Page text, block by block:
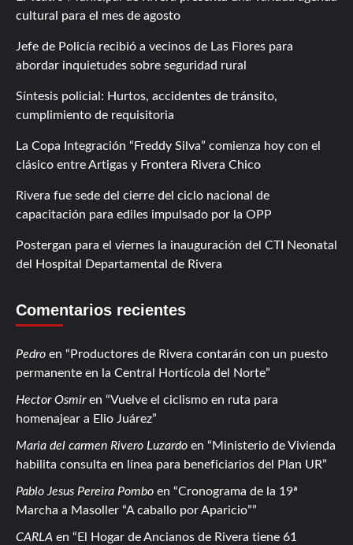
cultural para el mes de agosto
Jefe de Policía recibió a vecinos de Las Flores para
abordar inquietudes sobre seguridad rural
Síntesis policial: Hurtos, accidentes de tránsito,
cumplimiento de requisitoria
La Copa Integración “Freddy Silva” comienza hoy con el
clásico entre Artigas y Frontera Rivera Chico
Rivera fue sede del cierre del ciclo nacional de
capacitación para ediles impulsado por la OPP
Postergan para el viernes la inauguración del CTI Neonatal
del Hospital Departamental de Rivera
Comentarios recientes
Pedro en
Productores de Rivera contarán con un puesto
permanente en la Central Hortícola del Norte
Hector Osmiren
Vuelve el ciclismo en ruta para
homenajear a Elio Juárez
Maria del carmen Rivero Luzardo en
Ministerio de Vivienda
habilita consulta en línea para beneficiarios del Plan UR
Pablo Jesus Pereira Pombo en
Cronograma de la 19ª
Marcha a Masoller “A caballo por Aparicio”
CARLA en El Hogar de Ancianos de Rivera tiene 61